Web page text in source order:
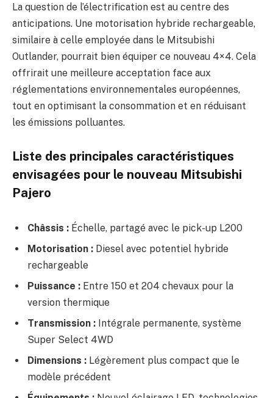
La question de l’électrification est au centre des
anticipations. Une motorisation hybride rechargeable,
similaire à celle employée dans le Mitsubishi
Outlander, pourrait bien équiper ce nouveau 4×4. Cela
offrirait une meilleure acceptation face aux
réglementations environnementales européennes,
tout en optimisant la consommation et en réduisant
les émissions polluantes.
Liste des principales caractéristiques
envisagées pour le nouveau Mitsubishi
Pajero
Châssis : Échelle, partagé avec le pick-up L200
Motorisation : Diesel avec potentiel hybride
rechargeable
Puissance : Entre 150 et 204 chevaux pour la
version thermique
Transmission : Intégrale permanente, système
Super Select 4WD
Dimensions : Légèrement plus compact que le
modèle précédent